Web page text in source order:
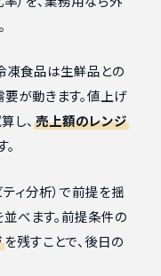
凍食品は生鮮品との
が動きます。値上げ
し、 売上額のレンジ
ィ分析）で前提を揺
並べます。前提条件の
を残すことで、後日の